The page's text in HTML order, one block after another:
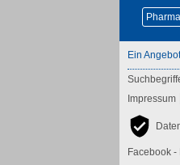
Ein
Impressum
Facebook -